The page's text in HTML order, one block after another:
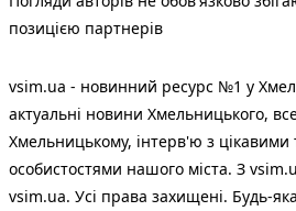
позицією партнерів
vsim.ua - новинний ресурс №1 у
актуальні новини Хмельницького,
Хмельницькому, інтерв'ю з
особистостями нашого міста. З
vsim.ua. Усі права захищені. Будь-